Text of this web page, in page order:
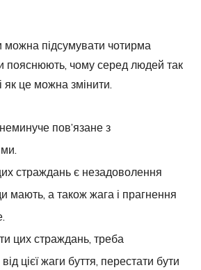
можна підсумувати чотирма
пояснюють, чому серед людей так
як це можна змінити.
пов’язане з
страждань є незадоволення
мають, а також жага і прагнення
цих страждань, треба
цієї жаги буття, перестати бути